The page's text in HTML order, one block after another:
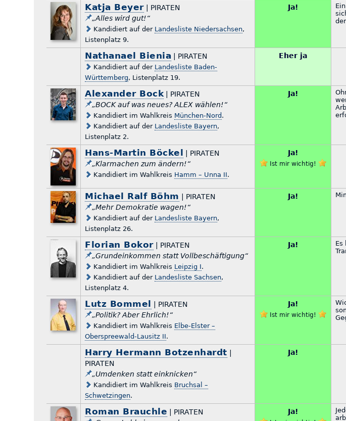
Katja Beyer| PIRATEN
„Alles wird gut!“
Kandidiert auf der Landesliste Niedersachsen,
Listenplatz 9.
Ja!
Nathanael Bienia | PIRATEN
Kandidiert auf der Landesliste Baden-
Württemberg, Listenplatz 19.
Eher ja
Alexander Bock | PIRATEN
„BOCK auf was neues? ALEX wählen!“
Kandidiert im Wahlkreis München-Nord .
Kandidiert auf der Landesliste Bayern,
Listenplatz 2.
Ja!
Hans-Martin Böckel | PIRATEN
„Klarmachen zum ändern!“
Kandidiert im Wahlkreis Hamm – Unna II.
Ja!
Ist mir wichtig!
Michael Ralf Böhm
| PIRATEN
„Mehr Demokratie wagen!“
Kandidiert auf der Landesliste Bayern,
Listenplatz 26.
Ja!
Florian Bokor| PIRATEN
„Grundeinkommen statt Vollbeschäftigung“
Kandidiert im Wahlkreis Leipzig I.
Kandidiert auf der Landesliste Sachsen,
Listenplatz 4.
Ja!
Es
Lutz Bommel
| PIRATEN
„Politik? Aber Ehrlich!“
Kandidiert im Wahlkreis Elbe-Elster –
Oberspreewald-Lausitz II.
Ja!
Ist mir wichtig!
Harry Hermann Botzenhardt
PIRATEN
„Umdenken statt einknicken“
Kandidiert im Wahlkreis Bruchsal –
Schwetzingen.
Ja!
Roman Brauchle | PIRATEN
Ja!